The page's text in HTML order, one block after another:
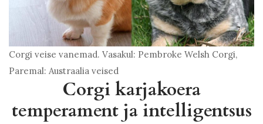
Corgi veise vanemad. Vasakul: Pembroke Welsh Corgi,
Paremal: Austraalia veised
Corgi karjakoera
temperament ja intelligentsus